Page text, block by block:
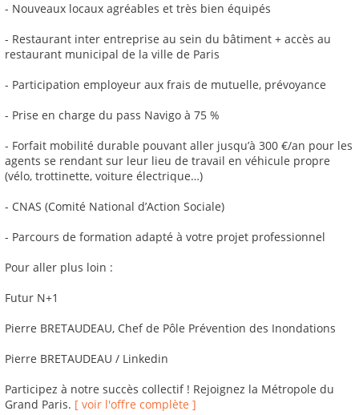
- Nouveaux locaux agréables et très bien équipés
- Restaurant inter entreprise au sein du bâtiment + accès au
restaurant municipal de la ville de Paris
- Participation employeur aux frais de mutuelle, prévoyance
- Prise en charge du pass Navigo à 75 %
- Forfait mobilité durable pouvant aller jusqu’à 300 €/an pour les
agents se rendant sur leur lieu de travail en véhicule propre
(vélo, trottinette, voiture électrique…)
- CNAS (Comité National d’Action Sociale)
- Parcours de formation adapté à votre projet professionnel
Pour aller plus loin :
Futur N+1
Pierre BRETAUDEAU, Chef de Pôle Prévention des Inondations
Pierre BRETAUDEAU / Linkedin
Participez à notre succès collectif ! Rejoignez la Métropole du
Grand Paris. [ voir l'offre complète ]